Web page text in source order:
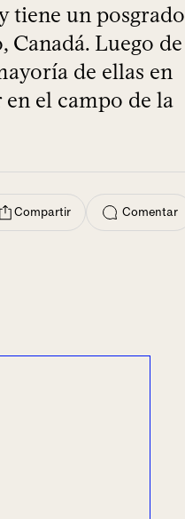
tiene un posgrado
Luego de
de ellas en
el campo de la
Compartir Comentar